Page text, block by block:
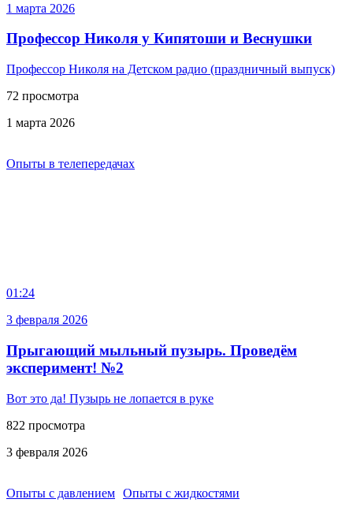
1 марта 2026
Профессор Николя у Кипятоши и Веснушки
Профессор Николя на Детском радио (праздничный выпуск)
72 просмотра
1 марта 2026
Опыты в телепередачах
01:24
3 февраля 2026
Прыгающий мыльный пузырь. Проведём
эксперимент! №2
Вот это да! Пузырь не лопается в руке
822 просмотра
3 февраля 2026
Опыты с давлением Опыты с жидкостями